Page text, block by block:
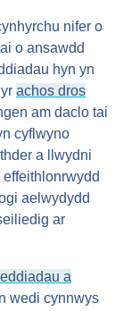
nifer o
o ansawdd
hyn yn
achos dros
am daclo tai
cyflwyno
a llwydni
aelwydydd
ar
a
wedi cynnwys